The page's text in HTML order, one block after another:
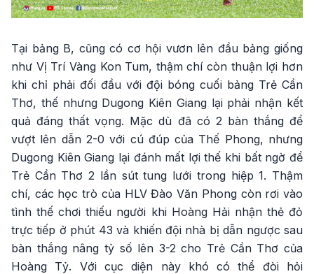
Tại bảng B, cũng có cơ hội vươn lên đầu bảng giống
như Vị Trí Vàng Kon Tum, thậm chí còn thuận lợi hơn
khi chỉ phải đối đầu với đội bóng cuối bảng Trẻ Cần
Thơ, thế nhưng Dugong Kiên Giang lại phải nhận kết
quả đáng thất vọng. Mặc dù đã có 2 bàn thắng để
vượt lên dẫn 2-0 với cú đúp của Thế Phong, nhưng
Dugong Kiên Giang lại đánh mất lợi thế khi bất ngờ để
Trẻ Cần Thơ 2 lần sút tung lưới trong hiệp 1. Thậm
chí, các học trò của HLV Đào Văn Phong còn rơi vào
tình thế chơi thiếu người khi Hoàng Hải nhận thẻ đỏ
trực tiếp ở phút 43 và khiến đội nhà bị dẫn ngược sau
bàn thắng nâng tỷ số lên 3-2 cho Trẻ Cần Thơ của
Hoàng Tỷ. Với cục diện này khó có thể đòi hỏi